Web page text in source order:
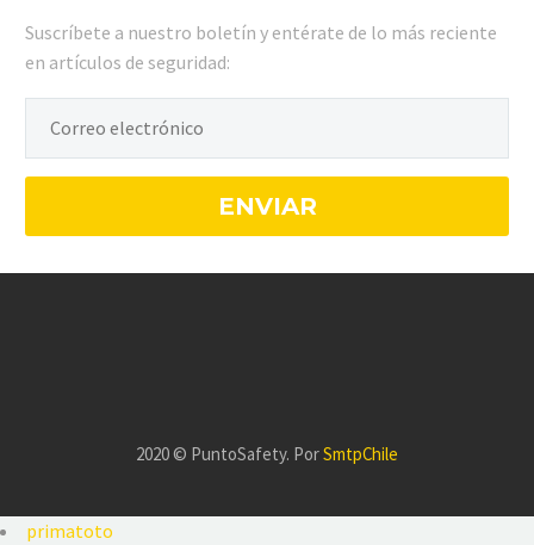
Suscríbete a nuestro boletín y entérate de lo más reciente
en artículos de seguridad:
2020 © PuntoSafety. PorSmtpChile
primatoto